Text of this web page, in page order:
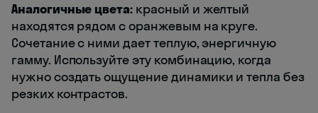
Аналогичные цвета: красный и желтый
находятся рядом с оранжевым на круге.
Сочетание с ними дает теплую, энергичную
гамму. Используйте эту комбинацию, когда
нужно создать ощущение динамики и тепла без
резких контрастов.